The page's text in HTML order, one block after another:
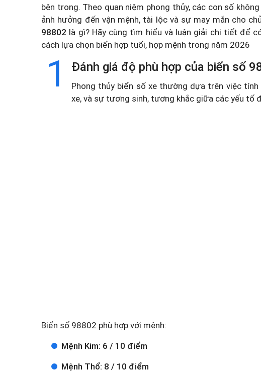
bên trong. Theo quan niệm phong thủy, các con số
ảnh hưởng đến vận mệnh, tài lộc và sự may mắn cho
98802 là gì? Hãy cùng tìm hiểu và luận giải chi tiết để
cách lựa chọn biển hợp tuổi, hợp mệnh trong năm 2026
1 Đánh giá độ phù hợp của biển số
Phong thủy biển số xe thường dựa trên việc
xe, và sự tương sinh, tương khắc giữa các yếu tố
Biển số 98802 phù hợp với mệnh:
Mệnh Kim: 6 / 10 điểm
Mệnh Thổ: 8 / 10 điểm